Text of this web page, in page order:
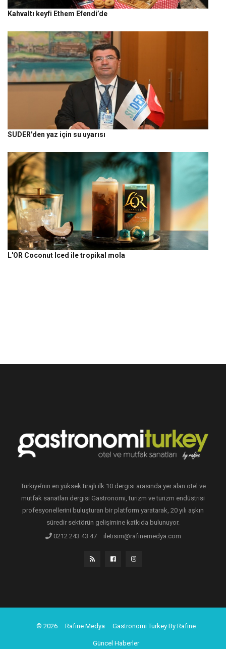
Kahvaltı keyfi Ethem Efendi’de
SUDER'den yaz için su uyarısı
L'OR Coconut Iced ile tropikal mola
Türkiye’nin en yüksek tirajlı ilk 10 dergisi arasında yer alan otel ve
mutfak sanatları dergisi Gastronomi, turizm ve turizm endüstrisi
profesyonellerini buluşturan bir platform yaratarak, 20 yılı aşkın
süredir sektörün gelişimine katkıda bulunuyor.
0212 243 43 47
iletisim@rafinemedya.com
© 2026 Rafine Medya Gastronomi Turkey By Rafine
Güncel Haberler